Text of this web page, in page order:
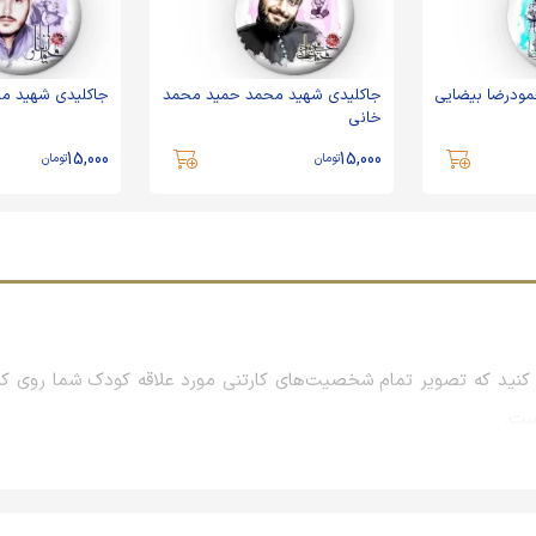
بیضایی
جاکلیدی شهید محمد حمید محمد
خانی
15,000تومان
جاکلیدی شهید
15,000تومان
که تصویر تمام شخصیت‌های کارتنی مورد علاقه کودک شما روی